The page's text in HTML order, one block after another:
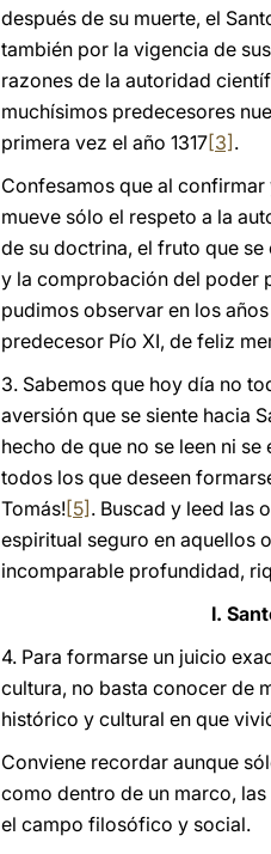
después de su muerte, el
también por la vigencia de
razones de la autoridad
muchísimos predecesores
primera vez el año 1317[3] .
Confesamos que al
mueve sólo el respeto a la
de su doctrina, el fruto que
y la comprobación del poder
pudimos observar en los
predecesor Pío XI, de feliz
3. Sabemos que hoy día no
aversión que se siente hacia
hecho de que no se leen ni
todos los que deseen
Tomás![5] . Buscad y leed las
espiritual seguro en aquellos
incomparable profundidad,
I.
4. Para formarse un juicio
cultura, no basta conocer de
histórico y cultural en que
Conviene recordar aunque
como dentro de un marco,
el campo filosófico y social.